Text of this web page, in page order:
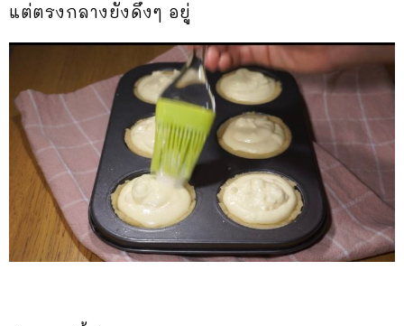
แต่ตรงกลางยังดึ๋งๆ อยู่